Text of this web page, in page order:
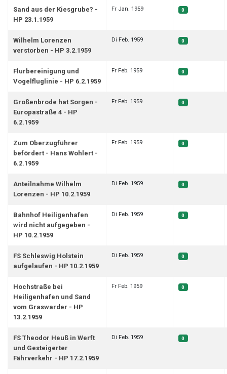
Sand aus der Kiesgrube? -
HP 23.1.1959
Fr Jan. 1959 0
Wilhelm Lorenzen
verstorben - HP 3.2.1959
Di Feb. 1959 0
Flurbereinigung und
Vogelfluglinie - HP 6.2.1959
Fr Feb. 1959 0
Großenbrode hat Sorgen -
Europastraße 4 - HP
6.2.1959
Fr Feb. 1959 0
Zum Oberzugführer
befördert - Hans Wohlert -
6.2.1959
Fr Feb. 1959 0
Anteilnahme Wilhelm
Lorenzen - HP 10.2.1959
Di Feb. 1959 0
Bahnhof Heiligenhafen
wird nicht aufgegeben -
HP 10.2.1959
Di Feb. 1959 0
FS Schleswig Holstein
aufgelaufen - HP 10.2.1959
Di Feb. 1959 0
Hochstraße bei
Heiligenhafen und Sand
vom Graswarder - HP
13.2.1959
Fr Feb. 1959 0
FS Theodor Heuß in Werft
und Gesteigerter
Fährverkehr - HP 17.2.1959
Di Feb. 1959 0